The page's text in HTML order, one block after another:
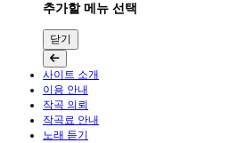
추가할 메뉴 선택
닫기
사이트 소개
이용 안내
작곡 의뢰
작곡료 안내
노래 듣기